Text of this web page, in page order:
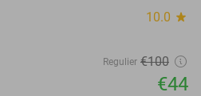
10.0 star
Regulier €100
€44